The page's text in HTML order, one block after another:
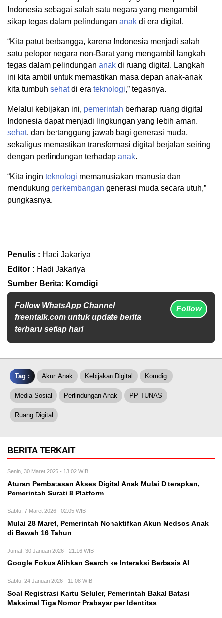
Indonesia sebagai salah satu negara yang mengambil
sikap tegas dalam pelindungan anak di era digital.
“Kita patut berbangga, karena Indonesia menjadi salah
satu pelopor negara non-Barat yang mengambil langkah
tegas dalam pelindungan anak di ruang digital. Langkah
ini kita ambil untuk memastikan masa depan anak-anak
kita tumbuh sehatdi era teknologi,” tegasnya.
Melalui kebijakan ini, pemerintah berharap ruang digital
Indonesia dapat menjadi lingkungan yang lebih aman,
sehat, dan bertanggung jawab bagi generasi muda,
sekaligus memastikan transformasi digital berjalan seiring
dengan perlindungan terhadap anak.
“Kita ingin teknologi memanusiakan manusia dan
mendukung perkembangan generasi muda secara utuh,”
pungkasnya.
Penulis : Hadi Jakariya
Editor : Hadi Jakariya
Sumber Berita: Komdigi
Follow WhatsApp Channel
freentalk.com untuk update berita
terbaru setiap hari
Follow
Tag : Akun Anak Kebijakan Digital Komdigi
Media Sosial Perlindungan Anak PP TUNAS
Ruang Digital
BERITA TERKAIT
Senin, 30 Maret 2026 - 13:02 WIB
Aturan Pembatasan Akses Digital Anak Mulai Diterapkan,
Pemerintah Surati 8 Platform
Sabtu, 7 Maret 2026 - 02:05 WIB
Mulai 28 Maret, Pemerintah Nonaktifkan Akun Medsos Anak
di Bawah 16 Tahun
Jumat, 30 Januari 2026 - 21:16 WIB
Google Fokus Alihkan Search ke Interaksi Berbasis AI
Sabtu, 24 Januari 2026 - 11:08 WIB
Soal Registrasi Kartu Seluler, Pemerintah Bakal Batasi
Maksimal Tiga Nomor Prabayar per Identitas